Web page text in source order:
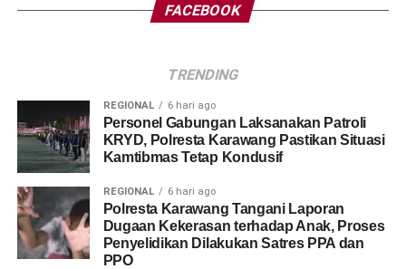
FACEBOOK
TRENDING
REGIONAL 6 hari ago
Personel Gabungan Laksanakan Patroli
KRYD, Polresta Karawang Pastikan Situasi
Kamtibmas Tetap Kondusif
REGIONAL 6 hari ago
Polresta Karawang Tangani Laporan
Dugaan Kekerasan terhadap Anak, Proses
Penyelidikan Dilakukan Satres PPA dan
PPO